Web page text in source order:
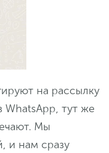
на рассылку
WhatsApp, тут же
Мы
и нам сразу